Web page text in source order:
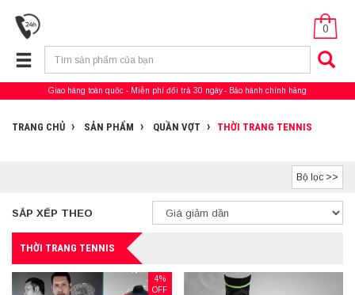
0
Giao hàng toàn quốc Miễn phí đổi trả 30 ngày Bảo hành chính hãng
TRANG CHỦ SẢN PHẨM QUẦN VỢT THỜI TRANG TENNIS
Bộ lọc >>
SẮP XẾP THEO
THỜI TRANG TENNIS
4%
OFF